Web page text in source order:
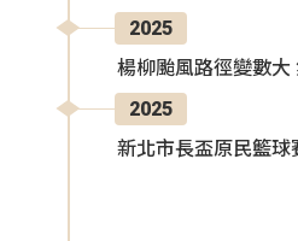
2025
楊柳颱風路徑變數
2025
新北市長盃原民籃球